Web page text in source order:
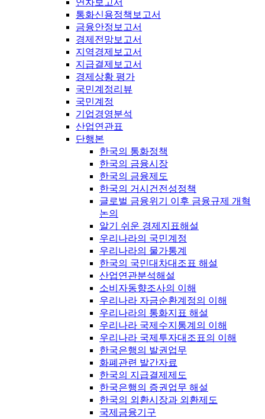
연차보고서
통화신용정책보고서
금융안정보고서
경제전망보고서
지역경제보고서
지급결제보고서
경제상황 평가
국민계정리뷰
국민계정
기업경영분석
산업연관표
단행본
한국의 통화정책
한국의 금융시장
한국의 금융제도
한국의 거시건전성정책
글로벌 금융위기 이후 금융규제 개혁
논의
알기 쉬운 경제지표해설
우리나라의 국민계정
우리나라의 물가통계
한국의 국민대차대조표 해설
산업연관분석해설
소비자동향조사의 이해
우리나라 자금순환계정의 이해
우리나라의 통화지표 해설
우리나라 국제수지통계의 이해
우리나라 국제투자대조표의 이해
한국은행의 발권업무
화폐관련 발간자료
한국의 지급결제제도
한국은행의 증권업무 해설
한국의 외환시장과 외환제도
국제금융기구